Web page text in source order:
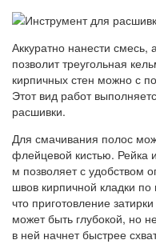
Аккуратно нанести смесь,
позволит треугольная
кирпичных стен можно с
Этот вид работ
расшивки.
Для смачивания полос
флейцевой кистью. Рейка
м позволяет с удобством
швов кирпичной кладки по
что приготовление
может быть глубокой, но
в ней начнет быстрее